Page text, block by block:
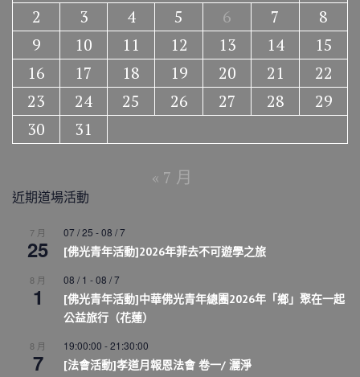
2
3 4 5 6 7
8
9
10 11 12 13 14
15
16
17 18 19 20 21
22
23
24 25 26 27 28
29
30
31
« 7 月
近期道場活動
7 月
25
07 / 25 -08 / 7
[佛光青年活動]2026年菲去不可遊學之旅
8 月
1
08 / 1 -08 / 7
[佛光青年活動]中華佛光青年總團2026年「鄉」聚在一起
公益旅行（花蓮）
8 月
7
19:00:00 -21:30:00
[法會活動]孝道月報恩法會 卷一/ 灑淨